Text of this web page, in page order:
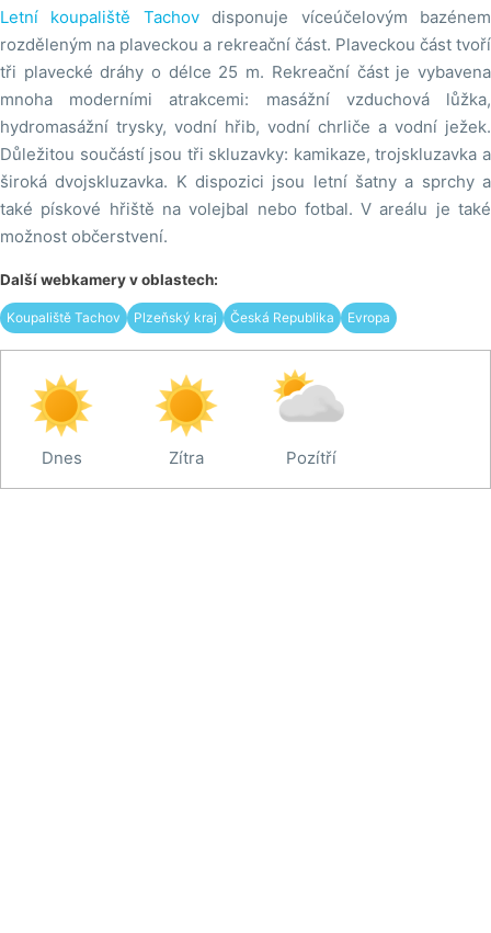
Letní koupaliště Tachovdisponuje víceúčelovým bazénem
rozděleným na plaveckou a rekreační část. Plaveckou část tvoří
tři plavecké dráhy o délce 25 m. Rekreační část je vybavena
mnoha moderními atrakcemi: masážní vzduchová lůžka,
hydromasážní trysky, vodní hřib, vodní chrliče a vodní ježek.
Důležitou součástí jsou tři skluzavky: kamikaze, trojskluzavka a
široká dvojskluzavka. K dispozici jsou letní šatny a sprchy a
také pískové hřiště na volejbal nebo fotbal. V areálu je také
možnost občerstvení.
Další webkamery v oblastech:
Koupaliště Tachov Plzeňský kraj Česká Republika Evropa
Dnes Zítra Pozítří